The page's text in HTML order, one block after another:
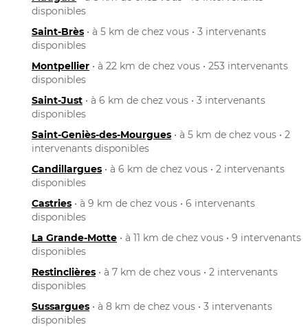
disponibles
Saint-Brès • à 5 km de chez vous • 3 intervenants
disponibles
Montpellier • à 22 km de chez vous • 253 intervenants
disponibles
Saint-Just • à 6 km de chez vous • 3 intervenants
disponibles
Saint-Geniès-des-Mourgues • à 5 km de chez vous • 2
intervenants disponibles
Candillargues • à 6 km de chez vous • 2 intervenants
disponibles
Castries • à 9 km de chez vous • 6 intervenants
disponibles
La Grande-Motte • à 11 km de chez vous • 9 intervenants
disponibles
Restinclières • à 7 km de chez vous • 2 intervenants
disponibles
Sussargues • à 8 km de chez vous • 3 intervenants
disponibles